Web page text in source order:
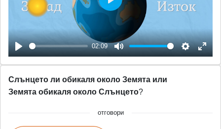
P
a
y
02:09
M
t
e
S
E
P
y
Слънцето ли обикаля около Земята или
Земята обикаля около Слънцето?
отговори